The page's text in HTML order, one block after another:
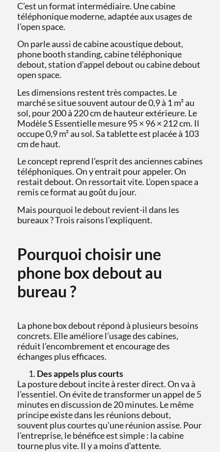
C’est un format intermédiaire. Une cabine
téléphonique moderne, adaptée aux usages de
l’open space.
On parle aussi de cabine acoustique debout,
phone booth standing, cabine téléphonique
debout, station d’appel debout ou cabine debout
open space.
Les dimensions restent très compactes. Le
marché se situe souvent autour de 0,9 à 1 m² au
sol, pour 200 à 220 cm de hauteur extérieure. Le
Modèle S Essentielle mesure 95 × 96 × 212 cm. Il
occupe 0,9 m² au sol. Sa tablette est placée à 103
cm de haut.
Le concept reprend l’esprit des anciennes cabines
téléphoniques. On y entrait pour appeler. On
restait debout. On ressortait vite. L’open space a
remis ce format au goût du jour.
Mais pourquoi le debout revient-il dans les
bureaux ? Trois raisons l’expliquent.
Pourquoi choisir une
phone box debout au
bureau ?
La phone box debout répond à plusieurs besoins
concrets. Elle améliore l’usage des cabines,
réduit l’encombrement et encourage des
échanges plus efficaces.
Des appels plus courts
La posture debout incite à rester direct. On va à
l’essentiel. On évite de transformer un appel de 5
minutes en discussion de 20 minutes. Le même
principe existe dans les réunions debout,
souvent plus courtes qu’une réunion assise. Pour
l’entreprise, le bénéfice est simple : la cabine
tourne plus vite. Il y a moins d’attente.